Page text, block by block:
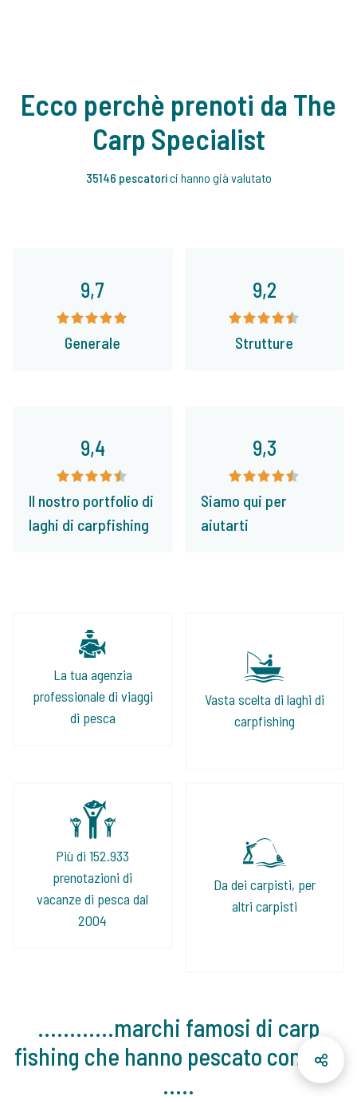
Ecco perchè prenoti da The
Carp Specialist
35146 pescatorici hanno già valutato
9,7
Generale
9,2
Strutture
9,4
Il nostro portfolio di
laghi di carpfishing
9,3
Siamo qui per
aiutarti
La tua agenzia
professionale di viaggi
di pesca
Vasta scelta di laghi di
carpfishing
Più di 152.933
prenotazioni di
vacanze di pesca dal
2004
Da dei carpisti, per
altri carpisti
............marchi famosi di carp
fishing che hanno pescato con noi!
.....